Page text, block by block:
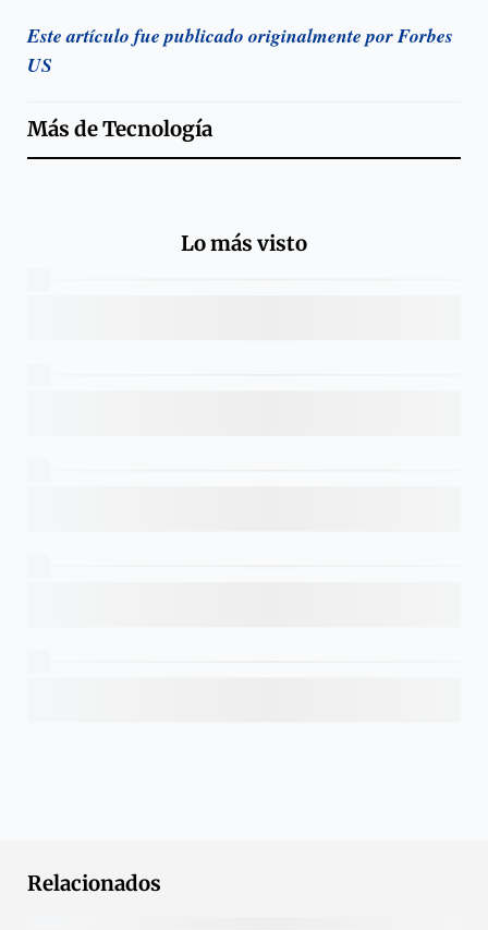
Este artículo fue publicado originalmente por Forbes
US
Más deTecnología
Lo más visto
Relacionados